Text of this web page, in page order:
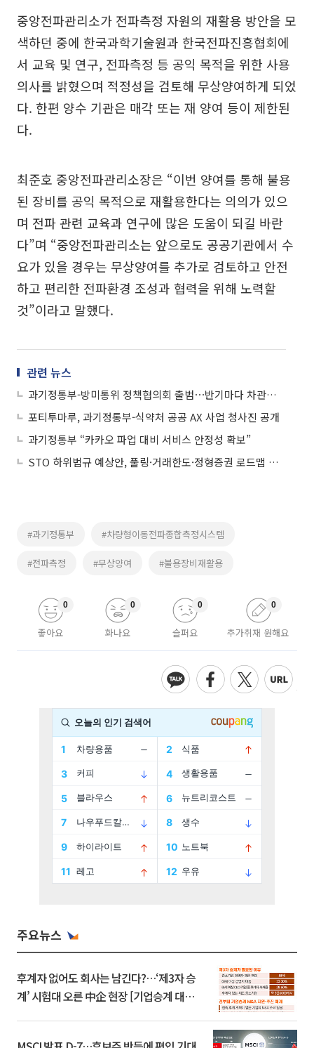
중앙전파관리소가 전파측정 자원의 재활용 방안을 모
색하던 중에 한국과학기술원과 한국전파진흥협회에
서 교육 및 연구, 전파측정 등 공익 목적을 위한 사용
의사를 밝혔으며 적정성을 검토해 무상양여하게 되었
다. 한편 양수 기관은 매각 또는 재 양여 등이 제한된
다.
최준호 중앙전파관리소장은 “이번 양여를 통해 불용
된 장비를 공익 목적으로 재활용한다는 의의가 있으
며 전파 관련 교육과 연구에 많은 도움이 되길 바란
다”며 “중앙전파관리소는 앞으로도 공공기관에서 수
요가 있을 경우는 무상양여를 추가로 검토하고 안전
하고 편리한 전파환경 조성과 협력을 위해 노력할
것”이라고 말했다.
관련 뉴스
과기정통부-방미통위 정책협의회 출범⋯반기마다 차관급 정책협의
포티투마루, 과기정통부-식약처 공공 AX 사업 청사진 공개
과기정통부 “카카오 파업 대비 서비스 안정성 확보”
STO 하위법규 예상안, 풀링·거래한도·정형증권 로드맵 제시
#과기정통부 #차량형이동전파종합측정시스템
#전파측정 #무상양여 #불용장비재활용
좋아요
0
화나요
0
슬퍼요
0
추가취재 원해요
0
주요뉴스
후계자 없어도 회사는 남긴다?…‘제3자 승
계’ 시험대 오른 中企 현장 [기업승계 대전